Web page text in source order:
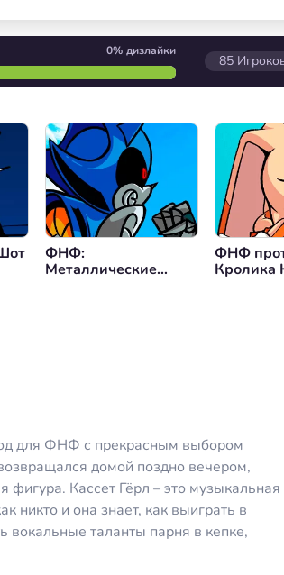
0% дизлайки
85
игры/ Остановить игру/ Выбор
Вернуться назад
ФНФ:
Металлические
ФНФ
Кролика
для ФНФ с прекрасным выбором
домой поздно вечером,
фигура. Кассет Гёрл – это музыкальная
никто и она знает, как выиграть в
вокальные таланты парня в кепке,